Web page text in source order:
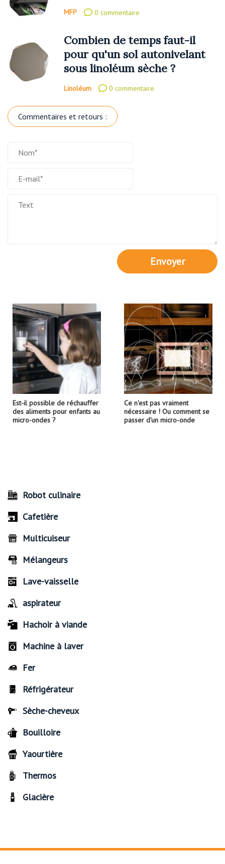
MFP 0 commentaire
Combien de temps faut-il
pour qu'un sol autonivelant
sous linoléum sèche ?
Linoléum 0 commentaire
Commentaires et retours :
Envoyer
Est-il possible de réchauffer
des aliments pour enfants au
micro-ondes ?
Ce n'est pas vraiment
nécessaire ! Ou comment se
passer d'un micro-onde
Robot culinaire
Cafetière
Multicuiseur
Mélangeurs
Lave-vaisselle
aspirateur
Hachoir à viande
Machine à laver
Fer
Réfrigérateur
Sèche-cheveux
Bouilloire
Yaourtière
Thermos
Glacière